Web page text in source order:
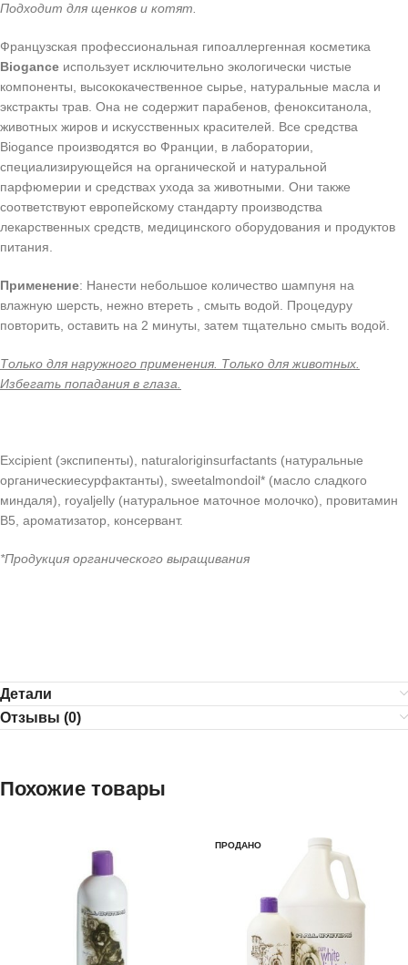
Подходит для щенков и котят.
Французская профессиональная гипоаллергенная косметика
Biogance использует исключительно экологически чистые
компоненты, высококачественное сырье, натуральные масла и
экстракты трав. Она не содержит парабенов, фенокситанола,
животных жиров и искусственных красителей. Все средства
Biogance производятся во Франции, в лаборатории,
специализирующейся на органической и натуральной
парфюмерии и средствах ухода за животными. Они также
соответствуют европейскому стандарту производства
лекарственных средств, медицинского оборудования и продуктов
питания.
Применение: Нанести небольшое количество шампуня на
влажную шерсть, нежно втереть , смыть водой. Процедуру
повторить, оставить на 2 минуты, затем тщательно смыть водой.
Только для наружного применения. Только для животных.
Избегать попадания в глаза.
Excipient (экспипенты), naturaloriginsurfactants (натуральные
органическиесурфактанты), sweetalmondoil* (масло сладкого
миндаля), royaljelly (натуральное маточное молочко), провитамин
B5, ароматизатор, консервант.
*Продукция органического выращивания
Детали
Отзывы (0)
Похожие товары
ПРОДАНО